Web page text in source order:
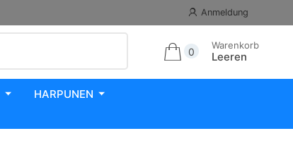
Anmeldung
0
Warenkorb
Leeren
HARPUNEN